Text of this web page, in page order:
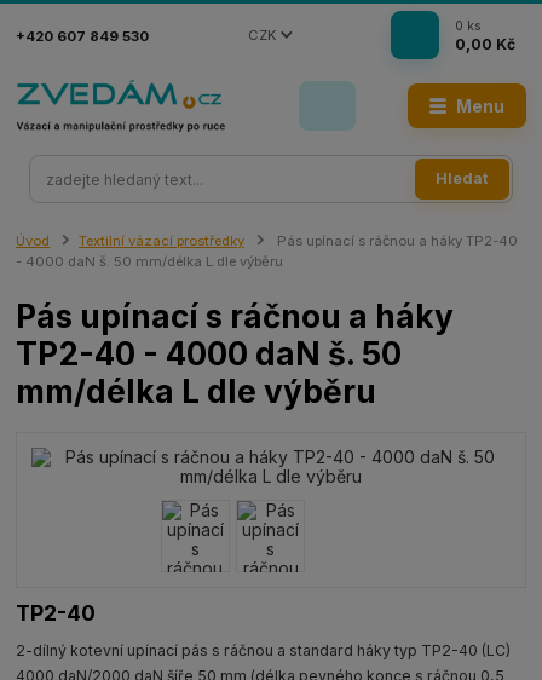
Menu
CZK
Hledat
+420 607 849 530
0 ks
0,00 Kč
Úvod Textilní vázací prostředky
Pás upínací s ráčnou a háky TP2-40
- 4000 daN š. 50 mm/délka L dle výběru
Pás upínací s ráčnou a háky
TP2-40 - 4000 daN š. 50
mm/délka L dle výběru
TP2-40
2-dílný kotevní upínací pás s ráčnou a standard háky typ TP2-40 (LC)
4000 daN/2000 daN šíře 50 mm (délka pevného konce s ráčnou 0,5